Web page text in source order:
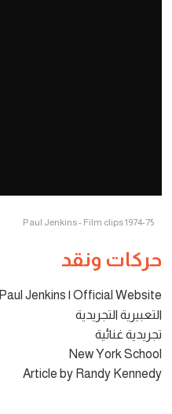
Paul Jenkins - Film clips 1974-75
حركات ونقد
Paul Jenkins | Official Website
التعبيرية التجريدية
تجريدية غنائية
New York School
Article by Randy Kennedy